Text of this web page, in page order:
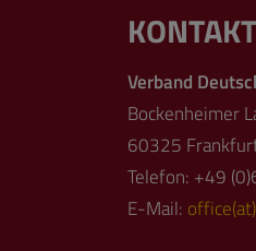
KONTAKT
Verband
Bockenheimer
60325
Telefon: +49
E-Mail: